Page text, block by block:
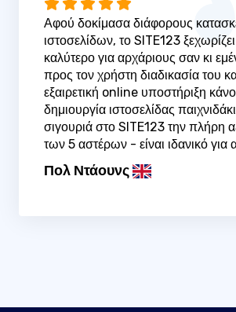
Αφού δοκίμασα διάφορους
ιστοσελίδων, το SITE123
καλύτερο για αρχάριους σαν κι
προς τον χρήστη διαδικασία του
εξαιρετική online υποστήριξη
δημιουργία ιστοσελίδας
σιγουριά στο SITE123 την πλήρη
των 5 αστέρων - είναι ιδανικό για
Πολ Ντάουνς